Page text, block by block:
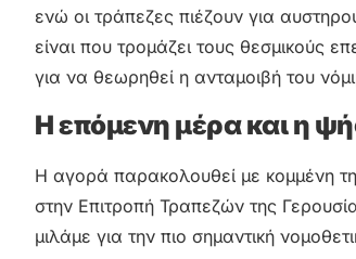
ενώ οι τράπεζες πιέζουν για
είναι που τρομάζει τους θεσμικούς
για να θεωρηθεί η ανταμοιβή του
Η επόμενη μέρα και η
Η αγορά παρακολουθεί με κομμένη
στην Επιτροπή Τραπεζών της
μιλάμε για την πιο σημαντική